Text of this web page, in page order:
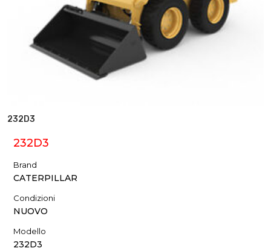
232D3
232D3
Brand
CATERPILLAR
Condizioni
NUOVO
Modello
232D3